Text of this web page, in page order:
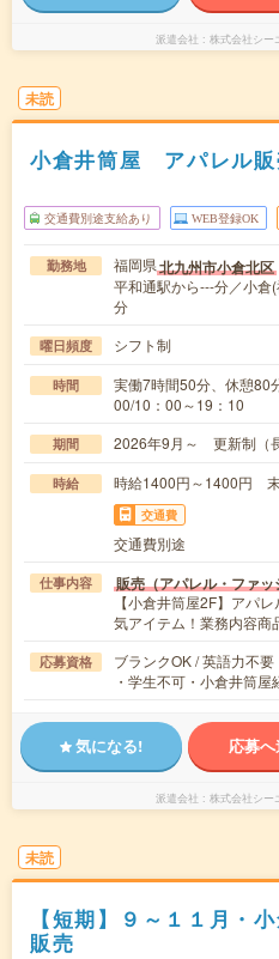
派遣会社 株式会社シー
未読
小倉井筒屋 アパレル
交通費別途支給あり WEB登録OK
勤務地 福岡県北九州市小倉北区
平和通駅から---分／小倉
分
曜日頻度 シフト制
時間
実働7時間50分、休憩
00/10：00～19：10
期間 2026年9月～ 更新制（
時給 時給1400円～1400円
交通費
交通費別途
仕事内容 販売（アパレル・ファ
【小倉井筒屋2F】アパ
気アイテム！業務内容
応募資格
ブランクOK / 英語力不要
・学生不可・小倉井筒
気になる! 応募
派遣会社 株式会社シー
未読
【短期】９～１１月・
販売